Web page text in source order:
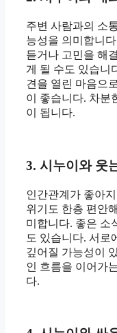
주변 사람과의 소
능성을 의미합니
듣거나 고민을 해
게 될 수도 있습니
견을 열린 마음으
이 좋습니다. 차분
이 됩니다.
3. 시누이와 웃
인간관계가 좋아
위기도 한층 편안
미합니다. 좋은 소
도 있습니다. 서로
깊어질 가능성이
인 흐름을 이어가
다.